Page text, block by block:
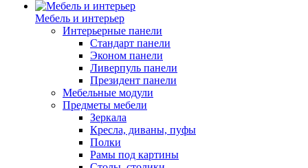
Мебель и интерьер
Интерьерные панели
Стандарт панели
Эконом панели
Ливерпуль панели
Президент панели
Мебельные модули
Предметы мебели
Зеркала
Кресла, диваны, пуфы
Полки
Рамы под картины